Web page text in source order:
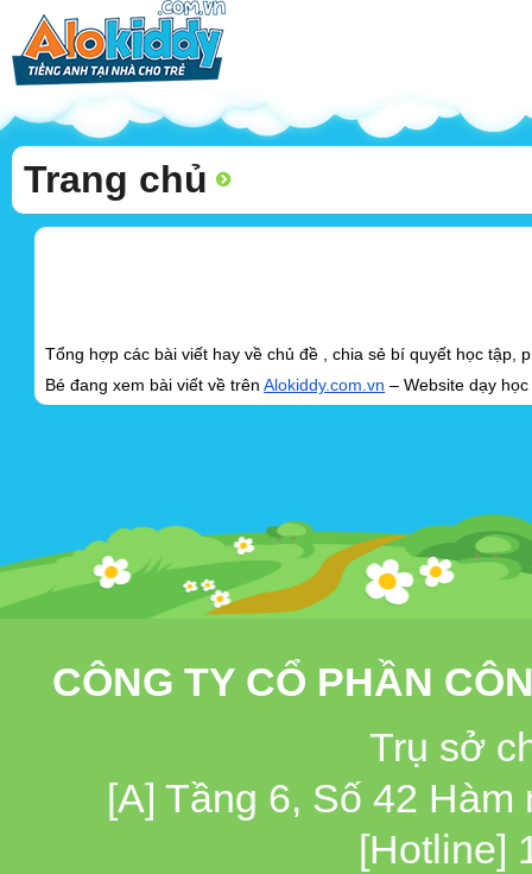
Trang chủ
Tổng hợp các bài viết hay về chủ đề , chia sẻ bí quyết học tập,
Bé đang xem bài viết về trênAlokiddy.com.vn – Website dạy
CÔNG TY CỔ PHẦN
Trụ sở
[A] Tầng 6, Số 42
[Hotline]